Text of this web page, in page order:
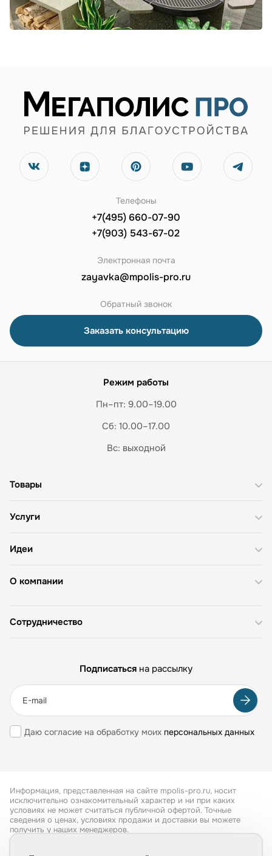
Телефоны
+7(495) 660-07-90
+7(903) 543-67-02
Электронная почта
zayavka@mpolis-pro.ru
Обратный звонок
Заказать консультацию
Режим работы
Пн–пт: 9.00–19.00
Сб: 10.00–17.00
Вс: выходной
О компании
Товары
Услуги
Идеи
Сотрудничество
Подписаться на рассылку
Даю согласие на обработку моих персональных данных
Информация, представленная на сайте mpolis-pro.ru, носит
исключительно ознакомительный характер и ни при каких
условиях не может считаться публичной офертой. Точные
сведения о ценах, условиях продажи и доставки вы можете
получить у наших менеджеров.